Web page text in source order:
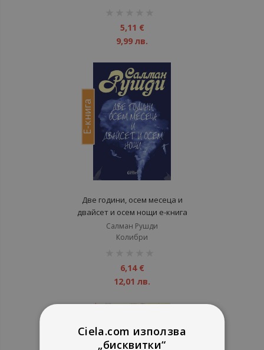
5,11 €
9,99 лв.
Е-книга
Две години, осем месеца и
двайсет и осем нощи е-книга
Салман Рушди
Колибри
6,14 €
12,01 лв.
Ciela.com използва
„бисквитки“